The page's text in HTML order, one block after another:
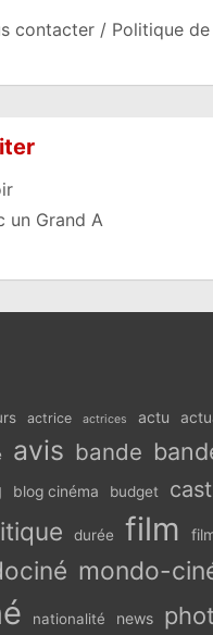
contacter / Politique de
un Grand A
actrice actrices actu
avis bande
blog cinéma budget
durée film
mondo-
nationalité news